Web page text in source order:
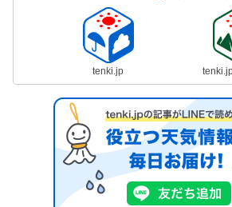
tenki.jp